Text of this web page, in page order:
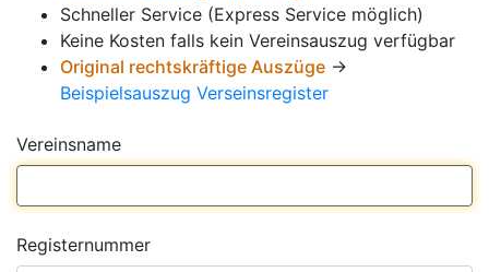
Schneller Service (Express Service möglich)
Keine Kosten falls kein Vereinsauszug verfügbar
Original rechtskräftige Auszüge →
Beispielsauszug Verseinsregister
Vereinsname
Registernummer